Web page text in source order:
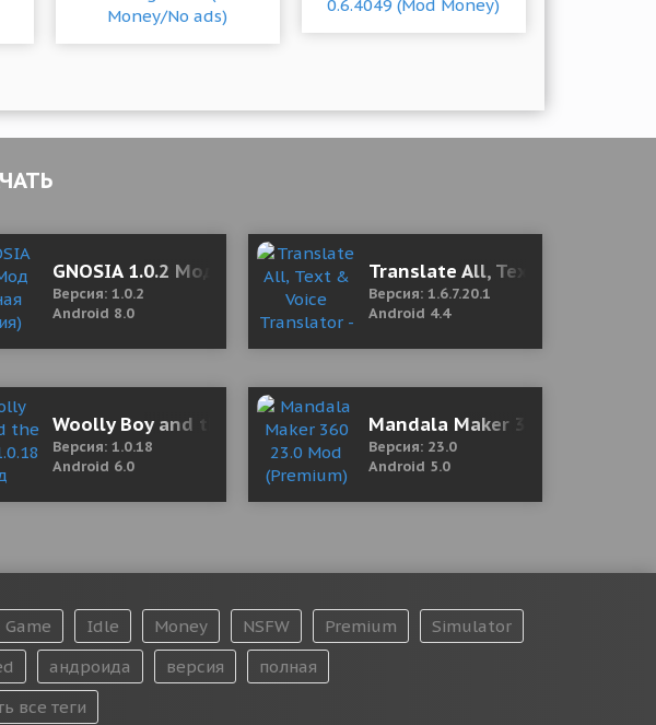
Hints/No Ads)
GNOSIA 1.0.2 Мод (полная версия)
Версия: 1.0.2
Android 8.0
Translate All, Text & Voice
Версия: 1.6.7.20.1
Android 4.4
Woolly Boy and the Circus 1.0.18 Мод (полная версия)
Версия: 1.0.18
Android 6.0
Mandala Maker 360 23.0 Mod
Версия: 23.0
Android 5.0
Game Idle Money NSFW Premium
Simulator
андроида версия
полная
все теги